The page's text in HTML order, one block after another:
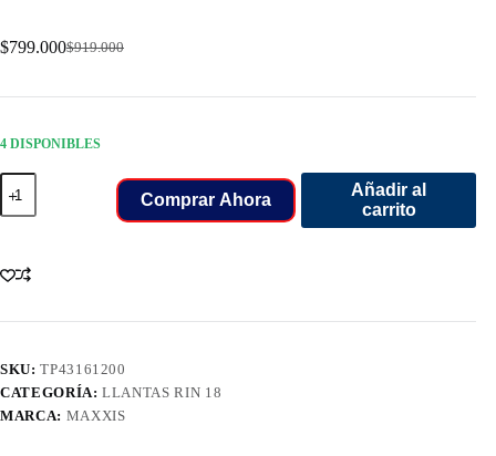
$919.000
Original
was:
$799.000Current
is:
4 DISPONIBLES
255/60/18
LLANT
MAXXIS
108H
Comprar Ahora
Añadir al
carrito
SKU:TP43161200
CATEGORÍA:LLANTAS RIN 18
MARCA: MAXXIS